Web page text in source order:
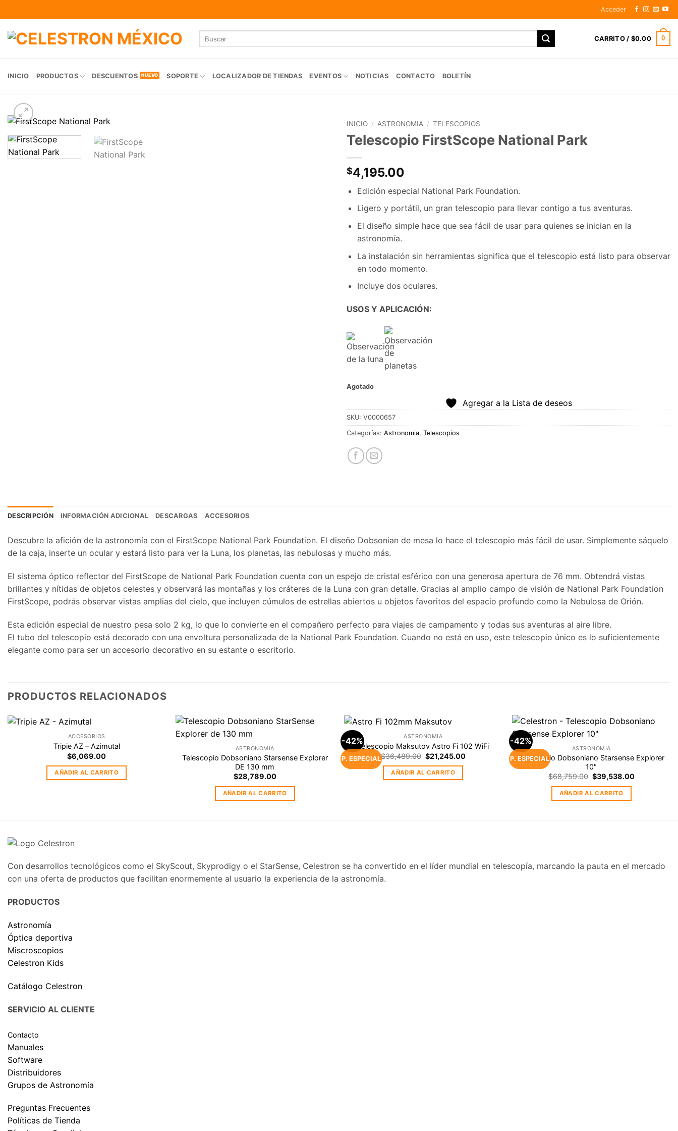
to
content
Acceder
CARRITO / $0.00 0
INICIO PRODUCTOS DESCUENTOS SOPORTE LOCALIZADOR DE TIENDAS EVENTOS NOTICIAS CONTACTO BOLETÍN
INICIO / ASTRONOMIA / TELESCOPIOS
Telescopio FirstScope National Park
$4,195.00
Edición especial National Park Foundation.
Ligero y portátil, un gran telescopio para llevar contigo a tus aventuras.
El diseño simple hace que sea fácil de usar para quienes se inician en la
astronomía.
La instalación sin herramientas significa que el telescopio está listo para observar
en todo momento.
Incluye dos oculares.
USOS Y APLICACIÓN:
Agotado
Agregar a la Lista de deseos
SKU: V0000657
Categorías: Astronomia, Telescopios
DESCRIPCIÓN INFORMACIÓN ADICIONAL DESCARGAS ACCESORIOS
Descubre la afición de la astronomía con el FirstScope National Park Foundation. El diseño Dobsonian de mesa lo hace el telescopio más fácil de usar. Simplemente sáquelo
de la caja, inserte un ocular y estará listo para ver la Luna, los planetas, las nebulosas y mucho más.
El sistema óptico reflector del FirstScope de National Park Foundation cuenta con un espejo de cristal esférico con una generosa apertura de 76 mm. Obtendrá vistas
brillantes y nítidas de objetos celestes y observará las montañas y los cráteres de la Luna con gran detalle. Gracias al amplio campo de visión de National Park Foundation
FirstScope, podrás observar vistas amplias del cielo, que incluyen cúmulos de estrellas abiertos u objetos favoritos del espacio profundo como la Nebulosa de Orión.
Esta edición especial de nuestro pesa solo 2 kg, lo que lo convierte en el compañero perfecto para viajes de campamento y todas sus aventuras al aire libre.
El tubo del telescopio está decorado con una envoltura personalizada de la National Park Foundation. Cuando no está en uso, este telescopio único es lo suficientemente
elegante como para ser un accesorio decorativo en su estante o escritorio.
PRODUCTOS RELACIONADOS
ACCESORIOS
Tripie AZ – Azimutal
$6,069.00
AÑADIR AL CARRITO
Lista de
deseos
ASTRONOMIA
Telescopio Dobsoniano Starsense Explorer
DE 130 mm
$28,789.00
AÑADIR AL CARRITO
-42%
P. ESPECIAL
Agregar
a la
ASTRONOMIA
Telescopio Maksutov Astro Fi 102 WiFi
$36,489.00 Original
price
was:
$36,489.00.
$21,245.00Current
AÑADIR AL CARRITO
-42%
P. ESPECIAL
Lista de
deseos
ASTRONOMIA
Telescopio Dobsoniano Starsense Explorer
10″
$68,759.00 Original
price
was:
$68,759.00.
$39,538.00Current
AÑADIR AL CARRITO
Con desarrollos tecnológicos como el SkyScout, Skyprodigy o el StarSense, Celestron se ha convertido en el líder mundial en telescopía, marcando la pauta en el mercado
con una oferta de productos que facilitan enormemente al usuario la experiencia de la astronomía.
PRODUCTOS
Astronomía
Óptica deportiva
Miscroscopios
Celestron Kids
Catálogo Celestron
SERVICIO AL CLIENTE
Contacto
Manuales
Software
Distribuidores
Grupos de Astronomía
Preguntas Frecuentes
Políticas de Tienda